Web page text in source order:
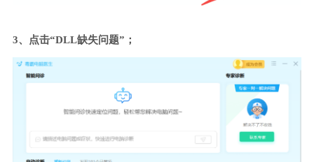
3、点击“DLL缺失问题”；